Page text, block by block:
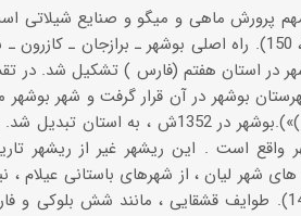
ش الف ، ص 147ـ 148، 150). راه اصلی بوشهر ـ
بوشهر در آن قرار گرفت و شهر بوشهر
«تقسیمات کشور (ایران )»).بوشهر در
واقع است . این ریشهر غیر از ریشهر
های شهر لیان ، از شهرهای باستانی عیلام ،
(مصطفوی ، ص 141ـ142). طوایف قشقایی ، مانند شش